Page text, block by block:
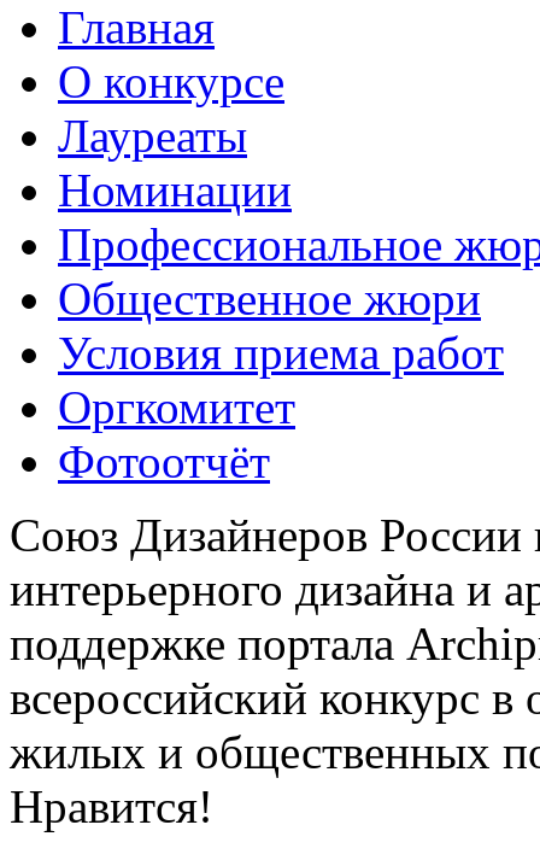
Главная
О конкурсе
Лауреаты
Номинации
Профессиональное
Общественное жюри
Условия приема работ
Оргкомитет
Фотоотчёт
Союз Дизайнеров России
интерьерного дизайна и
поддержке портала
всероссийский конкурс в
жилых и общественных
Нравится!